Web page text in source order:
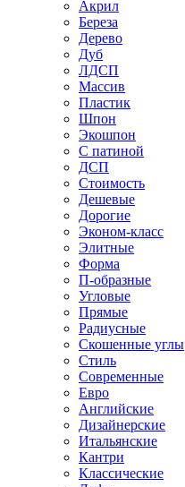
Акрил
Береза
Дерево
Дуб
ЛДСП
Массив
Пластик
Шпон
Экошпон
С патиной
ДСП
Стоимость
Дешевые
Дорогие
Эконом-класс
Элитные
Форма
П-образные
Угловые
Прямые
Радиусные
Скошенные углы
Стиль
Современные
Евро
Английские
Дизайнерские
Итальянские
Кантри
Классические